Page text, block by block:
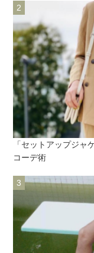
「セットアップジャ
コーデ術